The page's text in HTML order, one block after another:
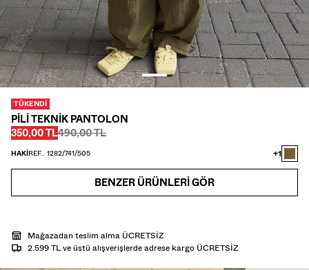
TÜKENDI
PILI TEKNIK PANTOLON
İNDIRIMLI FIYAT
350,00 TLÖnce
490,00 TL
Önce
HAKIREF.. 1282/741/505 +1
BENZER ÜRÜNLERI GÖR
Mağazadan teslim alma ÜCRETSİZ
2.599 TL ve üstü alışverişlerde adrese kargo ÜCRETSİZ
SETS
GİYİMİ
SON GÜNLERİ
SATANLAR
FİYATLAR
MUSIC
HEDİYE KARTI MMBRS NEWSLETTER